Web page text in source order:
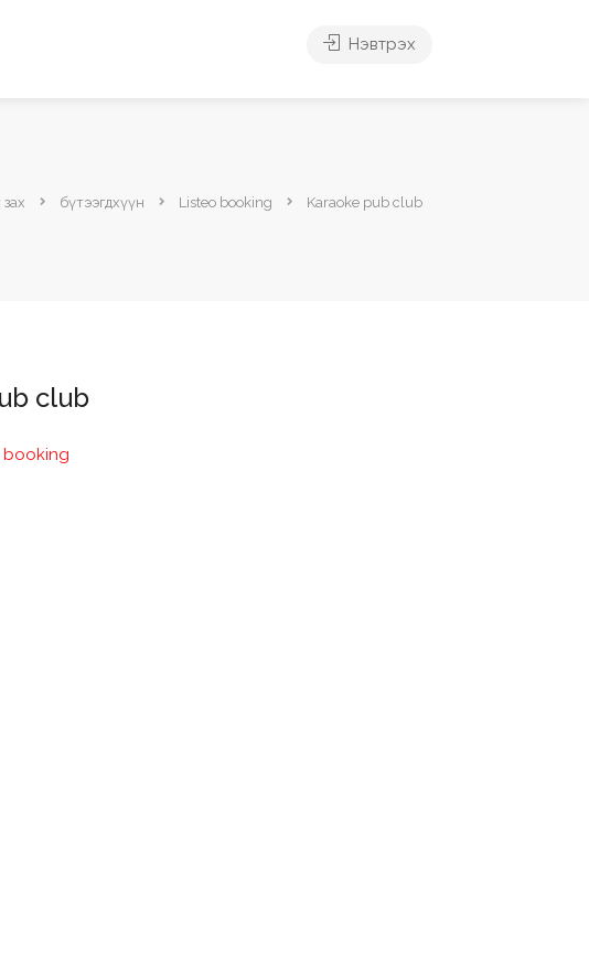
Нэвтрэх
бүтээгдхүүн Listeo booking Karaoke pub club
club
booking